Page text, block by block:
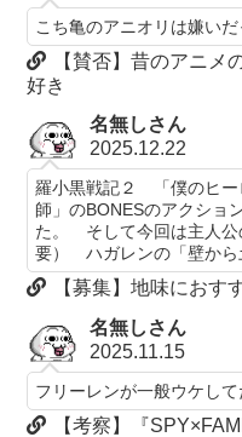
こち亀のアニオリは嫌いだ
【賛否】昔のアニメ
好き
名無しさん
2025.12.22
羅小黒戦記２ 「僕のヒー
師」のBONESのアクショ
た。 そして今回は主人公
要） ハガレンの「壁から
【募集】地味におす
名無しさん
2025.11.15
フリーレンが一般ウケし
【考察】『